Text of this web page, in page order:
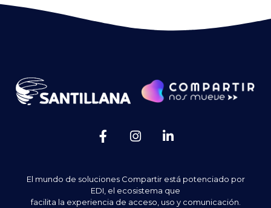
El mundo de soluciones Compartir está potenciado por
EDI, el ecosistema que
facilita la experiencia de acceso, uso y comunicación.